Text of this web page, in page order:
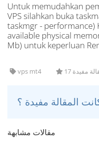
Untuk memudahkan
VPS silahkan buka
taskmgr - performance)
available physical
Mb) untuk keperluan
vps mt4 مفيدة
مقالات مشابهة